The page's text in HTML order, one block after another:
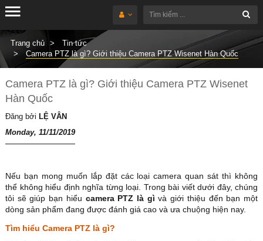
Trang chủ
Tin tức
Camera PTZ là gì? Giới thiệu Camera PTZ Wisenet Hàn Quốc
Camera PTZ là gì? Giới thiệu Camera PTZ Wisenet
Hàn Quốc
Đăng bởi LỆ VÂN
Monday, 11/11/2019
Nếu bạn mong muốn lắp đặt các loại camera quan sát thì không
thể không hiểu định nghĩa từng loại. Trong bài viết dưới đây, chúng
tôi sẽ giúp bạn hiểu camera PTZ là gì và giới thiệu đến bạn một
dòng sản phẩm đang được đánh giá cao và ưa chuộng hiện nay.
Tìm hiểu Camera PTZ là gì?